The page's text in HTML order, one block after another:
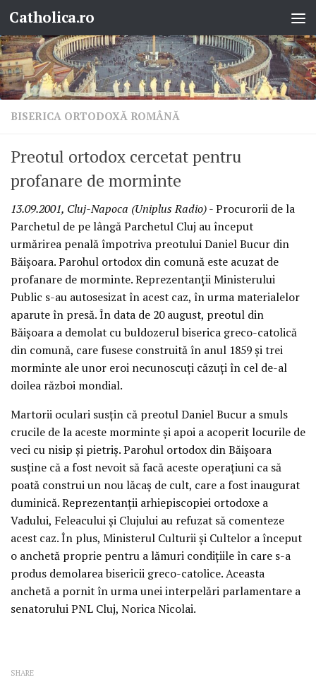
Skip to content
Catholica.ro
BISERICA ORTODOXĂ ROMÂNĂ
Preotul ortodox cercetat pentru
profanare de morminte
13.09.2001, Cluj-Napoca (Uniplus Radio)- Procurorii de la
Parchetul de pe lângă Parchetul Cluj au început
urmărirea penală împotriva preotului Daniel Bucur din
Băişoara. Parohul ortodox din comună este acuzat de
profanare de morminte. Reprezentanţii Ministerului
Public s-au autosesizat în acest caz, în urma materialelor
aparute în presă. În data de 20 august, preotul din
Băişoara a demolat cu buldozerul biserica greco-catolică
din comună, care fusese construită în anul 1859 şi trei
morminte ale unor eroi necunoscuţi căzuţi în cel de-al
doilea război mondial.
Martorii oculari susţin că preotul Daniel Bucur a smuls
crucile de la aceste morminte şi apoi a acoperit locurile de
veci cu nisip şi pietriş. Parohul ortodox din Băişoara
susţine că a fost nevoit să facă aceste operaţiuni ca să
poată construi un nou lăcaş de cult, care a fost inaugurat
duminică. Reprezentanţii arhiepiscopiei ortodoxe a
Vadului, Feleacului şi Clujului au refuzat să comenteze
acest caz. În plus, Ministerul Culturii şi Cultelor a început
o anchetă proprie pentru a lămuri condiţiile în care s-a
produs demolarea bisericii greco-catolice. Aceasta
anchetă a pornit în urma unei interpelări parlamentare a
senatorului PNL Cluj, Norica Nicolai.
SHARE